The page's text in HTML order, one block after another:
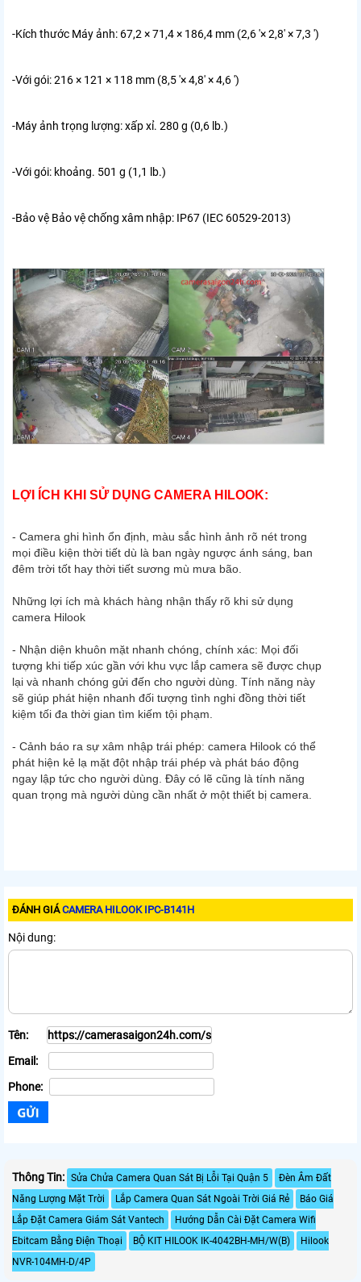
-Kích thước Máy ảnh: 67,2 × 71,4 × 186,4 mm (2,6 '× 2,8' × 7,3 ')
-Với gói: 216 × 121 × 118 mm (8,5 '× 4,8' × 4,6 ')
-Máy ảnh trọng lượng: xấp xỉ. 280 g (0,6 lb.)
-Với gói: khoảng. 501 g (1,1 lb.)
-Bảo vệ Bảo vệ chống xâm nhập: IP67 (IEC 60529-2013)
LỢI ÍCH KHI SỬ DỤNG CAMERA HILOOK:
- Camera ghi hình ổn định, màu sắc hình ảnh rõ nét trong
mọi điều kiện thời tiết dù là ban ngày ngược ánh sáng, ban
đêm trời tốt hay thời tiết sương mù mưa bão.
Những lợi ích mà khách hàng nhận thấy rõ khi sử dụng
camera Hilook
- Nhận diện khuôn mặt nhanh chóng, chính xác: Mọi đối
tượng khi tiếp xúc gần với khu vực lắp camera sẽ được chụp
lại và nhanh chóng gửi đến cho người dùng. Tính năng này
sẽ giúp phát hiện nhanh đối tượng tình nghi đồng thời tiết
kiệm tối đa thời gian tìm kiếm tội phạm.
- Cảnh báo ra sự xâm nhập trái phép: camera Hilook có thể
phát hiện kẻ lạ mặt đột nhập trái phép và phát báo động
ngay lập tức cho người dùng. Đây có lẽ cũng là tính năng
quan trọng mà người dùng cần nhất ở một thiết bị camera.
ĐÁNH GIÁCAMERA HILOOK IPC-B141H
Nội dung:
Tên:
Email:
Phone:
Thông Tin: Sửa Chửa Camera Quan Sát Bị Lỗi Tại Quận 5
Đèn Âm Đất
Năng Lượng Mặt Trời
Lắp Camera Quan Sát Ngoài Trời Giá Rẻ
Báo Giá
Lắp Đặt Camera Giám Sát Vantech
Hướng Dẫn Cài Đặt Camera Wifi
Ebitcam Bằng Điện Thoại
BỘ KIT HILOOK IK-4042BH-MH/W(B)
Hilook
NVR-104MH-D/4P